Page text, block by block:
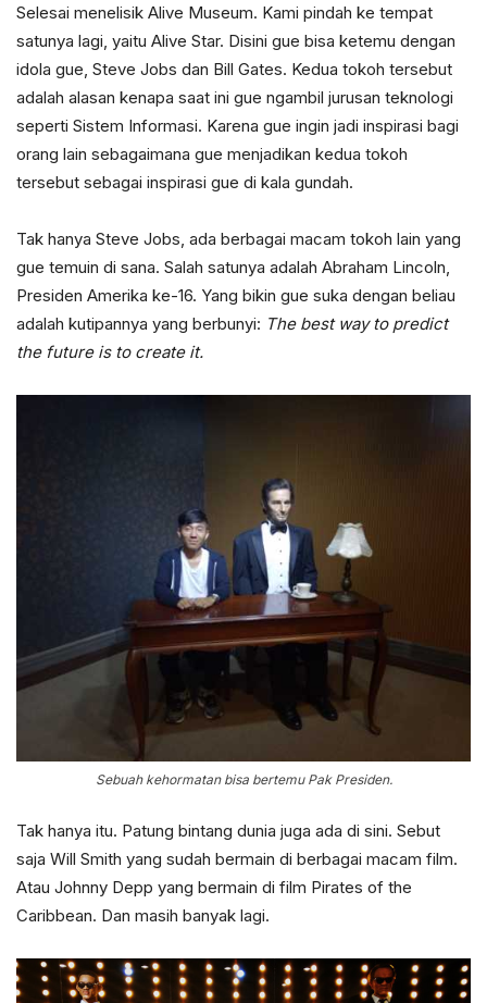
Selesai menelisik Alive Museum. Kami pindah ke tempat
satunya lagi, yaitu Alive Star. Disini gue bisa ketemu dengan
idola gue, Steve Jobs dan Bill Gates. Kedua tokoh tersebut
adalah alasan kenapa saat ini gue ngambil jurusan teknologi
seperti Sistem Informasi. Karena gue ingin jadi inspirasi bagi
orang lain sebagaimana gue menjadikan kedua tokoh
tersebut sebagai inspirasi gue di kala gundah.
Tak hanya Steve Jobs, ada berbagai macam tokoh lain yang
gue temuin di sana. Salah satunya adalah Abraham Lincoln,
Presiden Amerika ke-16. Yang bikin gue suka dengan beliau
adalah kutipannya yang berbunyi: The best way to predict
the future is to create it.
Sebuah kehormatan bisa bertemu Pak Presiden.
Tak hanya itu. Patung bintang dunia juga ada di sini. Sebut
saja Will Smith yang sudah bermain di berbagai macam film.
Atau Johnny Depp yang bermain di film Pirates of the
Caribbean. Dan masih banyak lagi.